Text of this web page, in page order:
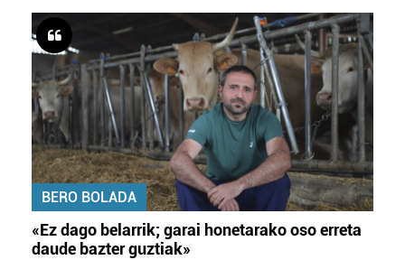
BERO BOLADA
«Ez dago belarrik; garai honetarako oso erreta
daude bazter guztiak»